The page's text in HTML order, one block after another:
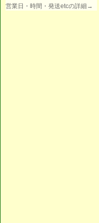
営業日・時間・発送etcの詳細→